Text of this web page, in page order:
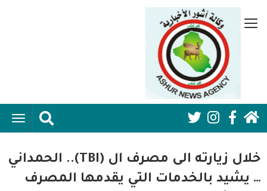
إلى
Social
Media:
Header
خلال زيارته الى مصرف ال (TBI).. الحمداني
… يشيد بالخدمات التي يقدمها المصرف
قائمة
جانبية
الرئيسية
اقتصاد واعمال